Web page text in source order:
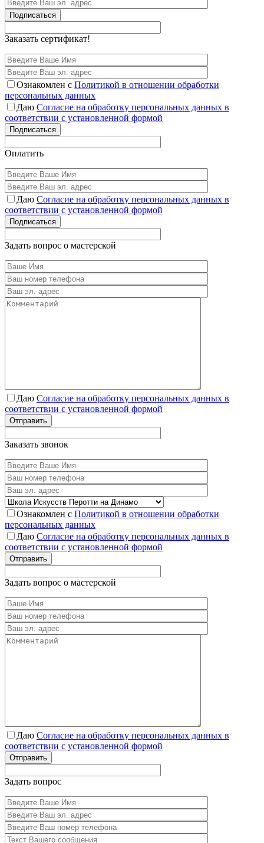
Подписаться
Заказать сертификат!
Ознакомлен с Политикой в отношении обработки
персональных данных
Даю Согласие на обработку персональных данных в
соответствии с установленной формой
Подписаться
Оплатить
Даю Согласие на обработку персональных данных в
соответствии с установленной формой
Подписаться
Задать вопрос о мастерской
Даю Согласие на обработку персональных данных в
соответствии с установленной формой
Отправить
Заказать звонок
Ознакомлен с Политикой в отношении обработки
персональных данных
Даю Согласие на обработку персональных данных в
соответствии с установленной формой
Отправить
Задать вопрос о мастерской
Даю Согласие на обработку персональных данных в
соответствии с установленной формой
Отправить
Задать вопрос